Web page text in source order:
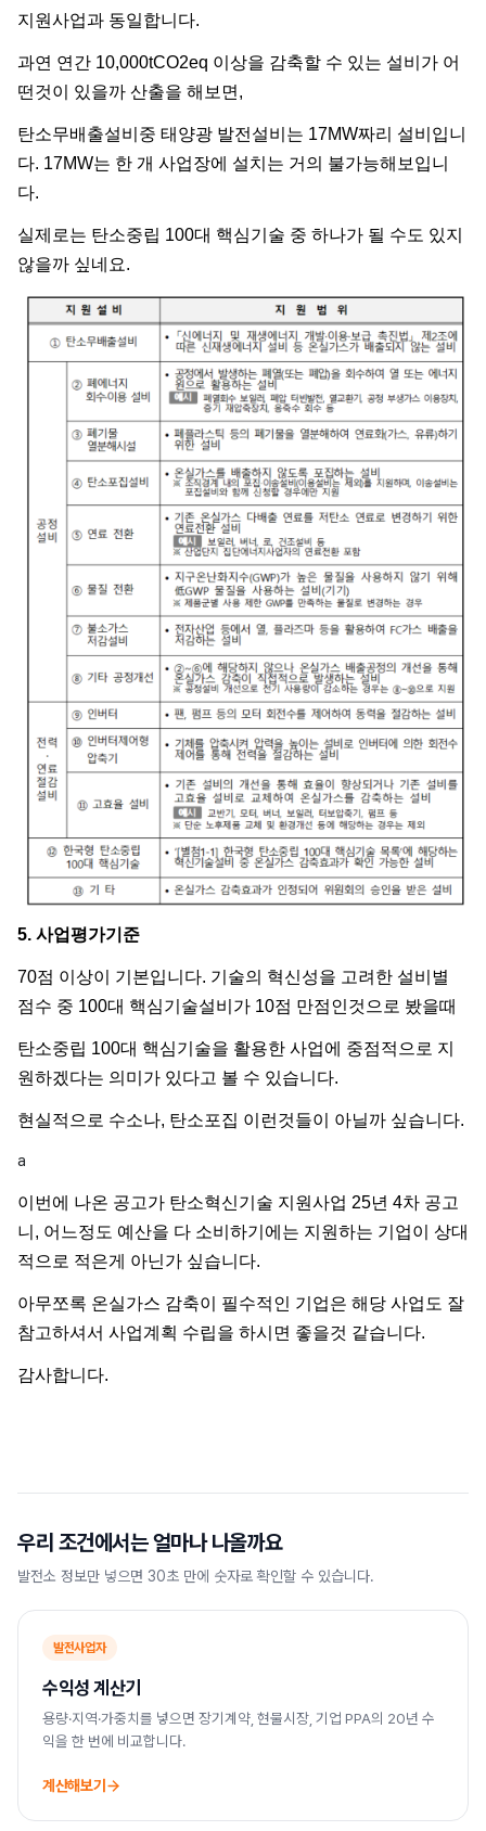
지원사업과 동일합니다.
과연 연간 10,000tCO2eq 이상을 감축할 수 있는 설비가 어
떤것이 있을까 산출을 해보면,
탄소무배출설비중 태양광 발전설비는 17MW짜리 설비입니
다. 17MW는 한 개 사업장에 설치는 거의 불가능해보입니
다.
실제로는 탄소중립 100대 핵심기술 중 하나가 될 수도 있지
않을까 싶네요.
5. 사업평가기준
70점 이상이 기본입니다. 기술의 혁신성을 고려한 설비별
점수 중 100대 핵심기술설비가 10점 만점인것으로 봤을때
탄소중립 100대 핵심기술을 활용한 사업에 중점적으로 지
원하겠다는 의미가 있다고 볼 수 있습니다.
현실적으로 수소나, 탄소포집 이런것들이 아닐까 싶습니다.
a
이번에 나온 공고가 탄소혁신기술 지원사업 25년 4차 공고
니, 어느정도 예산을 다 소비하기에는 지원하는 기업이 상대
적으로 적은게 아닌가 싶습니다.
아무쪼록 온실가스 감축이 필수적인 기업은 해당 사업도 잘
참고하셔서 사업계획 수립을 하시면 좋을것 같습니다.
감사합니다.
우리 조건에서는 얼마나 나올까요
발전소 정보만 넣으면 30초 만에 숫자로 확인할 수 있습니다.
발전사업자
수익성 계산기
용량·지역·가중치를 넣으면 장기계약, 현물시장, 기업 PPA의 20년 수
익을 한 번에 비교합니다.
계산해보기